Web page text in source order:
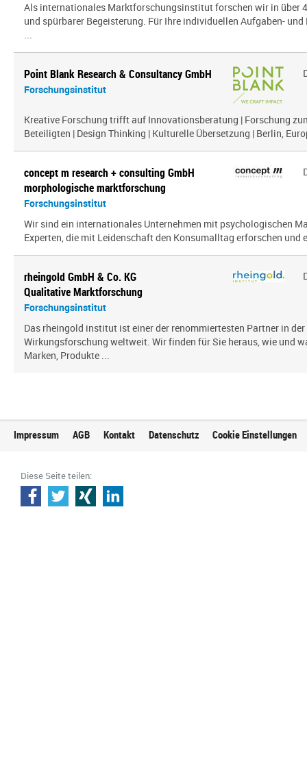
Als internationales Marktforschungsinstitut forschen wir in über
und spürbarer Begeisterung. Für Ihre individuellen Aufgaben-
...
Point Blank Research & Consultancy GmbH
Forschungsinstitut
Kreative Forschung trifft auf Innovationsberatung | Forschung
Beteiligten | Design Thinking | Kulturelle Übersetzung | Berlin,
concept m research + consulting GmbH
morphologische marktforschung
Forschungsinstitut
Wir sind ein inter­na­tio­nales Unternehmen mit psy­cho­lo­gi­schen
Experten, die mit Leidenschaft den Konsumalltag erfor­schen und
rheingold GmbH & Co. KG
Qualitative Marktforschung
Forschungsinstitut
Das rheingold institut ist einer der renommiertesten Partner in
Wirkungsforschung weltweit. Wir finden für Sie heraus, wie und
Marken, Produkte ...
Impressum AGB Kontakt Datenschutz Cookie Einstellungen
Diese Seite teilen: